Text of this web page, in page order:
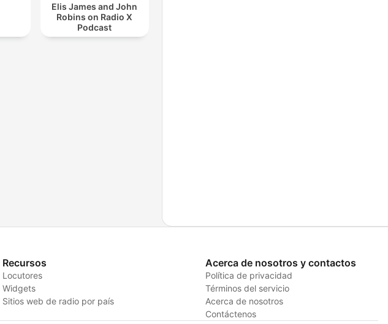
Elis James and John
Robins on Radio X
Podcast
Recursos
Locutores
Widgets
Sitios web de radio por país
Acerca de nosotros y contactos
Política de privacidad
Términos del servicio
Acerca de nosotros
Contáctenos